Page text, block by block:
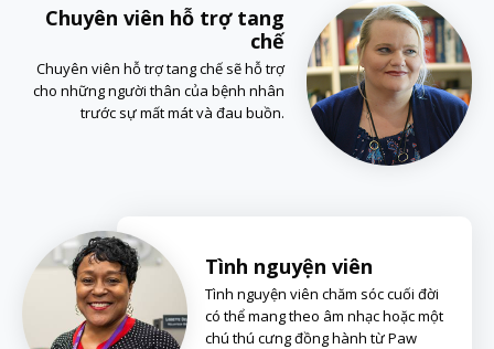
Chuyên viên hỗ trợ tang
chế
Chuyên viên hỗ trợ tang chế sẽ hỗ trợ
cho những người thân của bệnh nhân
trước sự mất mát và đau buồn.
Tình nguyện viên
Tình nguyện viên chăm sóc cuối đời
có thể mang theo âm nhạc hoặc một
chú thú cưng đồng hành từ Paw